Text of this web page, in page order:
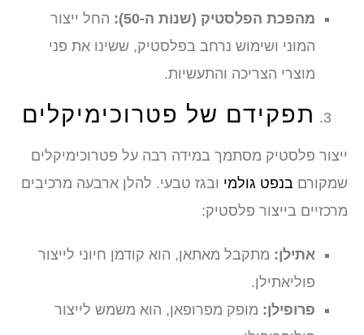
מהפכת הפלסטיק (שנות ה-50):
החל ייצור
המוני ושימוש נרחב בפלסטיק, ששינו את פני
מוצרי הצריכה והתעשיות.
תפקידם של פטרוכימיקלים
ייצור פלסטיק מסתמך במידה רבה על פטרוכימיקלים
שמקורם בנפט גולמי ובגז טבעי. להלן ארבעה מרכיבים
מרכזיים בייצור פלסטיק:
אתילן: מתקבל מאתאן, הוא קודמן חיוני לייצור
פוליאתילן.
פרופילן: מופק מפרופאן, הוא משמש לייצור